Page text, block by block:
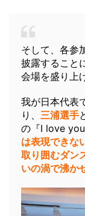
そして、各参
披露すること
会場を盛り上
我が日本代表
り、 三浦選手
の『I love you
は表現できな
取り囲むダン
いの渦で沸か